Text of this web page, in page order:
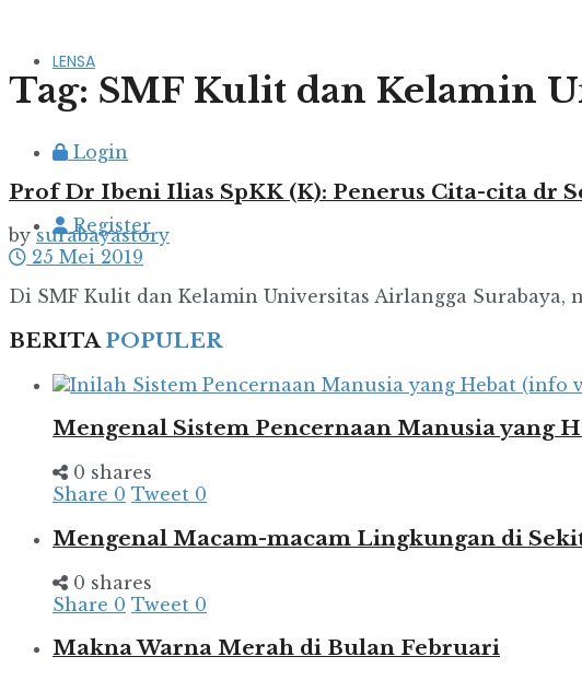
LENSA
Login
Register
Tag: SMF Kulit dan Kelamin
Prof Dr Ibeni Ilias SpKK (K): Penerus Cita-cita dr
by surabayastory
25 Mei 2019
Di SMF Kulit dan Kelamin Universitas Airlangga
BERITAPOPULER
Mengenal Sistem Pencernaan Manusia yang
0 shares
Share 0 Tweet 0
Mengenal Macam-macam Lingkungan di
0 shares
Share 0 Tweet 0
Makna Warna Merah di Bulan Februari